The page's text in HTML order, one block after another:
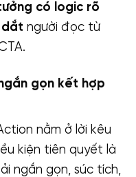
có logic rõ
dắt người đọc từ
gọn kết hợp
nằm ở lời kêu
kiện tiên quyết là
ngắn gọn, súc tích,